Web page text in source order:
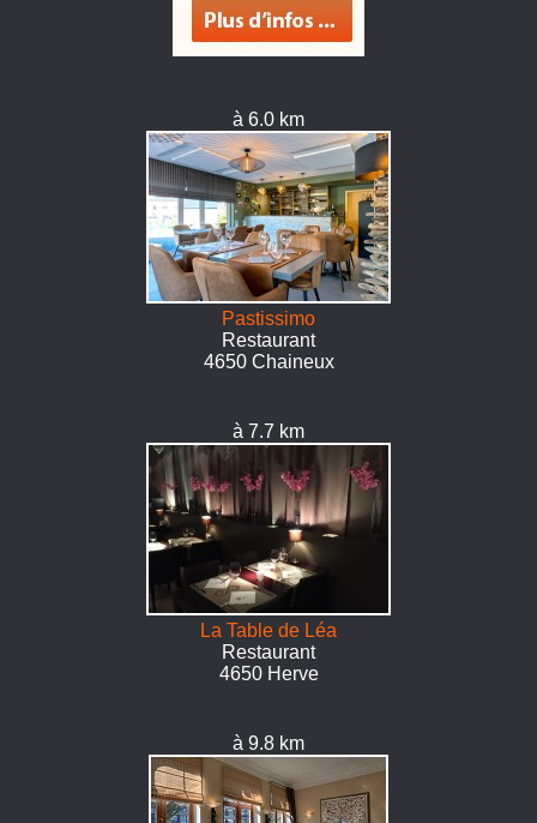
à 6.0 km
Pastissimo
Restaurant
4650 Chaineux
à 7.7 km
La Table de Léa
Restaurant
4650 Herve
à 9.8 km